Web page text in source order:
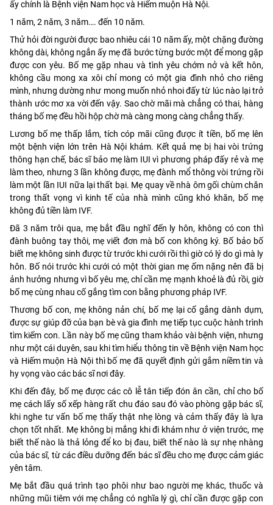
ấy chính là Bệnh viện Nam học và Hiếm muộn Hà Nội.
1 năm, 2 năm, 3 năm…. đến 10 năm.
Thử hỏi đời người được bao nhiêu cái 10 năm ấy, một chặng đường
không dài, không ngắn ấy mẹ đã bước từng bước một để mong gặp
được con yêu. Bố mẹ gặp nhau và tình yêu chớm nở và kết hôn,
không cầu mong xa xôi chỉ mong có một gia đình nhỏ cho riêng
mình, nhưng dường như mong muốn nhỏ nhoi đấy từ lúc nào lại trở
thành ước mơ xa vời đến vậy. Sao chờ mãi mà chẳng có thai, hàng
tháng bố mẹ đều hồi hộp chờ mà càng mong càng chẳng thấy.
Lương bố mẹ thấp lắm, tích cóp mãi cũng được ít tiền, bố mẹ lên
một bệnh viện lớn trên Hà Nội khám. Kết quả mẹ bị hai vòi trứng
thông hạn chế, bác sĩ bảo mẹ làm IUI vì phương pháp đấy rẻ và mẹ
làm theo, nhưng 3 lần không được, mẹ đành mổ thông vòi trứng rồi
làm một lần IUI nữa lại thất bại. Mẹ quay về nhà ôm gối chùm chăn
trong thất vọng vì kinh tế của nhà mình cũng khó khăn, bố mẹ
không đủ tiền làm IVF.
Đã 3 năm trôi qua, mẹ bắt đầu nghĩ đến ly hôn, không có con thì
đành buông tay thôi, mẹ viết đơn mà bố con không ký. Bố bảo bố
biết mẹ không sinh được từ trước khi cưới rồi thì giờ có lý do gì mà ly
hôn. Bố nói trước khi cưới có một thời gian mẹ ốm nặng nên đã bị
ảnh hưởng nhưng vì bố yêu mẹ, chỉ cần mẹ mạnh khoẻ là đủ rồi, giờ
bố mẹ cùng nhau cố gắng tìm con bằng phương pháp IVF.
Thương bố con, mẹ không nản chí, bố mẹ lại cố gắng dành dụm,
được sự giúp đỡ của bạn bè và gia đình mẹ tiếp tục cuộc hành trình
tìm kiếm con. Lần này bố mẹ cũng tham khảo vài bệnh viện, nhưng
như một cái duyên, sau khi tìm hiểu thông tin về Bệnh viện Nam học
và Hiếm muộn Hà Nội thì bố mẹ đã quyết định gửi gắm niềm tin và
hy vọng vào các bác sĩ nơi đây.
Khi đến đây, bố mẹ được các cô lễ tân tiếp đón ân cần, chỉ cho bố
mẹ cách lấy số xếp hàng rất chu đáo sau đó vào phòng gặp bác sĩ,
khi nghe tư vấn bố mẹ thấy thật nhẹ lòng và cảm thấy đây là lựa
chọn tốt nhất. Mẹ không bị mắng khi đi khám như ở viện trước, mẹ
biết thế nào là thả lỏng để ko bị đau, biết thế nào là sự nhẹ nhàng
của bác sĩ, từ các điều dưỡng đến bác sĩ đều cho mẹ được cảm giác
yên tâm.
Mẹ bắt đầu quá trình tạo phôi như bao người mẹ khác, thuốc và
những mũi tiêm với mẹ chẳng có nghĩa lý gì, chỉ cần được gặp con